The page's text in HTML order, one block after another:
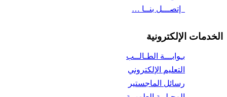
إتصـــل بنــا …
الخدمات الإلكترونية
بـوابـــة الطـالــب
التعليم الإلكتروني
رسائل الماجستير